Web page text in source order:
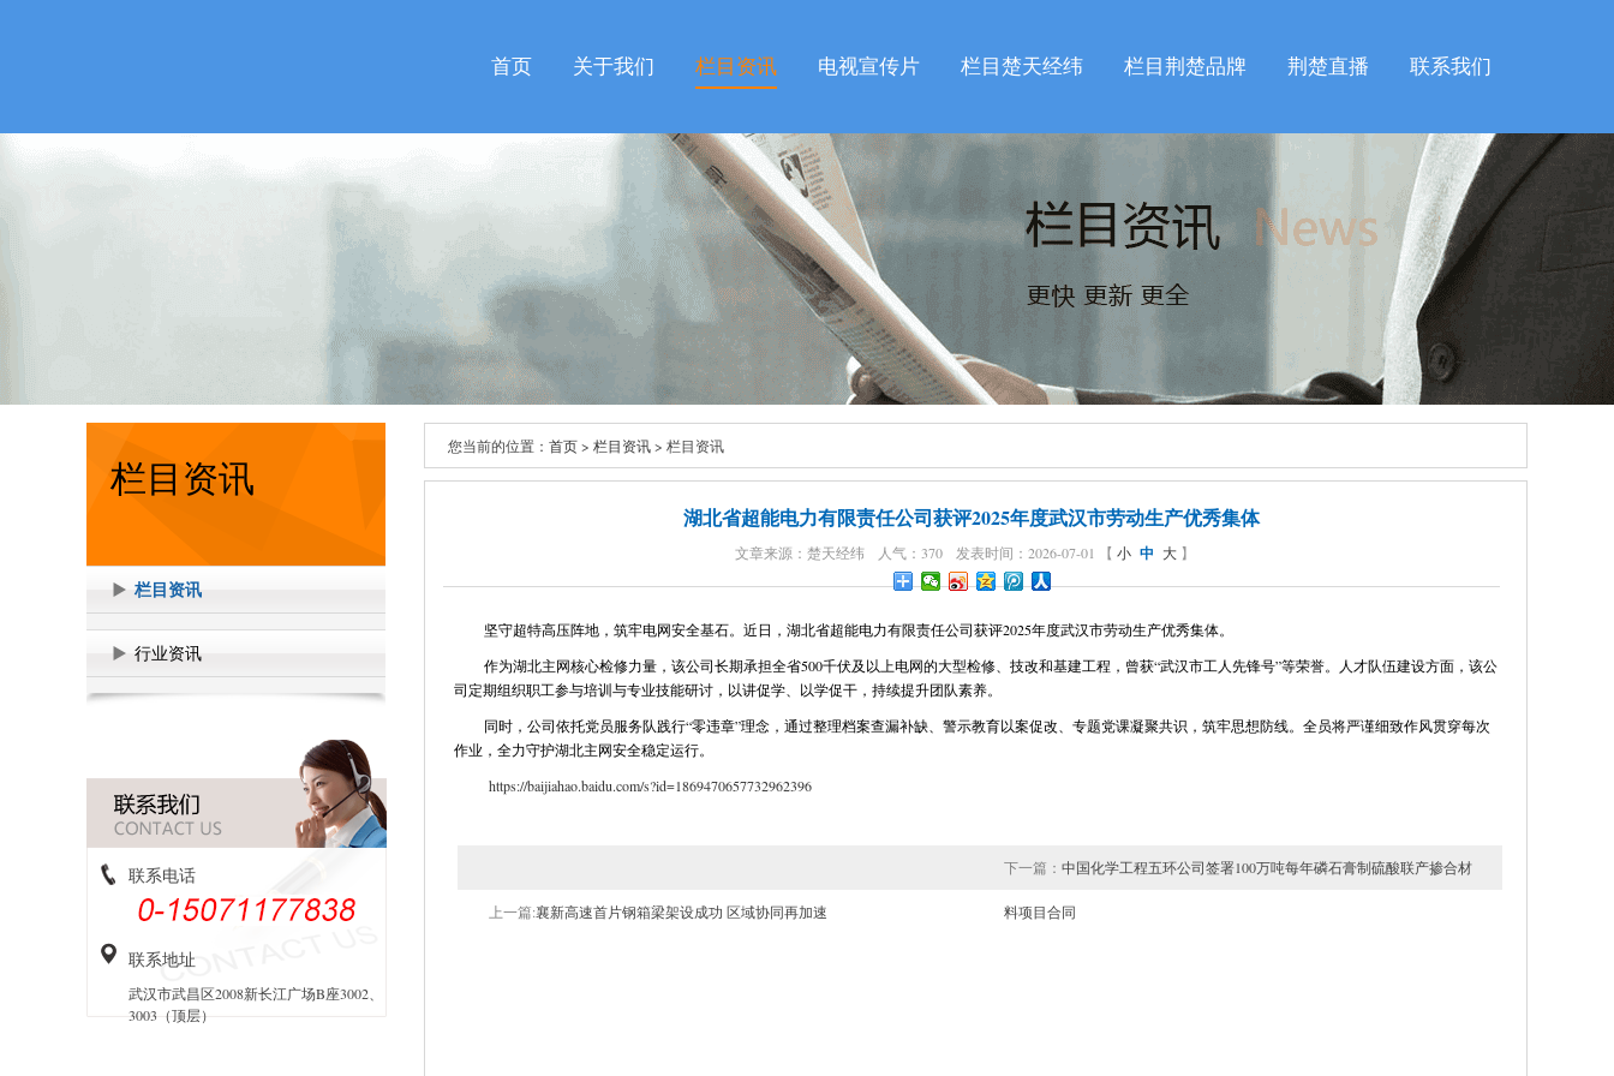
首页 关于我们 栏目资讯 电视宣传片 栏目楚天经纬 栏目荆楚品牌 荆楚直播 联系我们
栏目资讯
栏目资讯
行业资讯
联系电话
联系地址
武汉市武昌区2008新长江广场B座3002、
3003（顶层）
您当前的位置： 首页> 栏目资讯> 栏目资讯
湖北省超能电力有限责任公司获评2025年度武汉市劳动生产优秀集体
文章来源：楚天经纬 人气：370 发表时间：2026-07-01 【 小 中 大 】
坚守超特高压阵地，筑牢电网安全基石。近日，湖北省超能电力有限责任公司获评2025年度武汉市劳动生产优秀集体。
作为湖北主网核心检修力量，该公司长期承担全省500千伏及以上电网的大型检修、技改和基建工程，曾获“武汉市工人先锋号”等荣誉。人才队伍建设方面，该公
司定期组织职工参与培训与专业技能研讨，以讲促学、以学促干，持续提升团队素养。
同时，公司依托党员服务队践行“零违章”理念，通过整理档案查漏补缺、警示教育以案促改、专题党课凝聚共识，筑牢思想防线。全员将严谨细致作风贯穿每次
作业，全力守护湖北主网安全稳定运行。
https://baijiahao.baidu.com/s?id=1869470657732962396
上一篇:襄新高速首片钢箱梁架设成功 区域协同再加速
下一篇： 中国化学工程五环公司签署100万吨每年磷石膏制硫酸联产掺合材
料项目合同